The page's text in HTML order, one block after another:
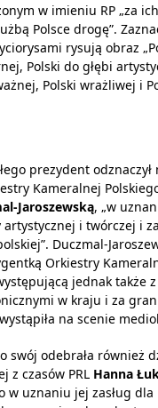
w imieniu RP „za
Polsce drogę”.
rysują obraz
Polski do głębi
Polski wrażliwej i
prezydent
Kameralnej
Jaroszewską, „w
i twórczej i za
Duczmal-
Orkiestry
jednak także
w kraju i za
na scenie
swój odebrała również
z czasów PRL Hanna
w uznaniu jej zasług